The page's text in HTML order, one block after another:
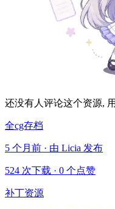
还没有人评论这个资源,
全cg存档
5 个月前 · 由 Licia 发布
524 次下载 · 0 个点赞
补丁资源